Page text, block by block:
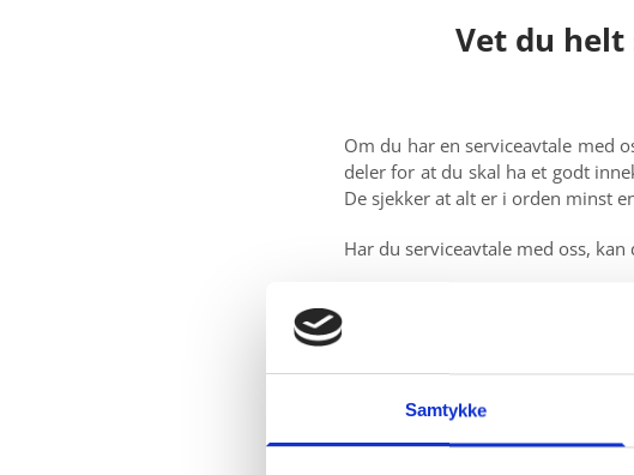
Samtykke
Vet du
Om du har en serviceavtale med
deler for at du skal ha et godt
De sjekker at alt er i orden minst
Har du serviceavtale med oss,
Vi fikser gamle anlegg og
uforpliktende tilbud på